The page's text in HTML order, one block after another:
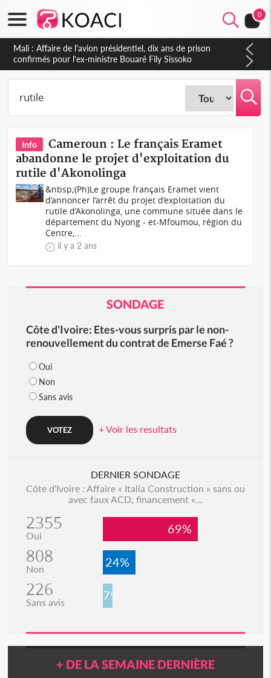
0
Mali : Affaire de l'avion présidentiel, dix ans de prison
confirmés pour l'ex-ministre Bouaré Fily Sissoko
Info
Cameroun : Le français Eramet
abandonne le projet d'exploitation du
rutile d'Akonolinga
&nbsp;(Ph)Le groupe français Eramet vient
d’annoncer l’arrêt du projet d’exploitation du
rutile d’Akonolinga, une commune située dans le
département du Nyong - et-Mfoumou, région du
Centre,...
il y a 2 ans
SONDAGE
Côte d'Ivoire: Etes-vous surpris par le non-
renouvellement du contrat de Emerse Faé ?
Oui
Non
Sans avis
+ Voir les resultats
DERNIER SONDAGE
Côte d'Ivoire : Affaire « Italia Construction » sans ou
avec faux ACD, financement «...
2355
Oui 69%
808
Non 24%
226
Sans avis 7%
+ DE LA SEMAINE DERNIÈRE